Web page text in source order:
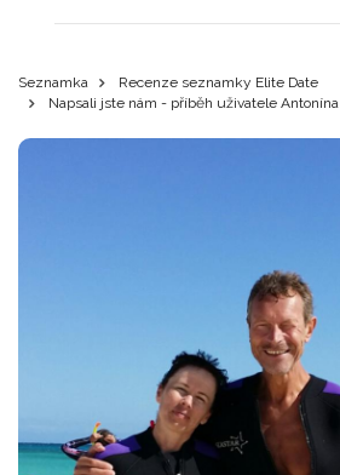
Seznamka
Recenze seznamky Elite Date
Napsali jste nám - příběh uživatele Antonína